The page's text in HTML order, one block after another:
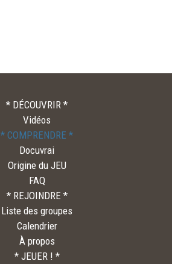
* DÉCOUVRIR *
Vidéos
* COMPRENDRE *
Docuvrai
Origine du JEU
FAQ
* REJOINDRE *
Liste des groupes
Calendrier
À propos
* JEUER ! *